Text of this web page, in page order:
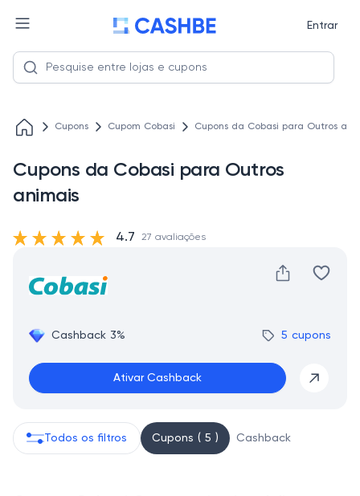
Entrar
Cupons Cupom Cobasi Cupons da Cobasi para Outros
Cupons da Cobasi para Outros
animais
Cashback 3% 5 cupons
Ativar Cashback
4.7 27 avaliações
Todos os filtros Cupons ( 5 ) Cashback